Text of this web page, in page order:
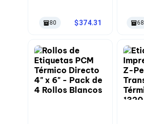
Accesorios para Discos Duros
Discos Duros Externos
Discos Duros para NAS
Discos Duros para Videovigilancia
Discos Duros para Servidores
Accesorios para SSD
Gabinetes para SSD
80 374.31 68